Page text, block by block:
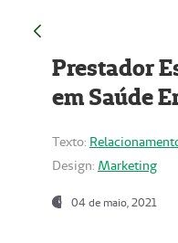
Prestador
em Saúde
Texto:
Design: Marketing
04 de maio, 2021